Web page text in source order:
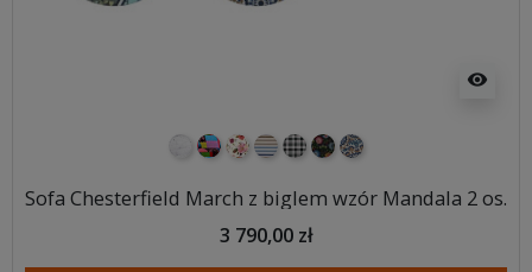
visibility
marmur
Patchwork
Kwiatowy
PaskiKratka
folkmandala
Sofa Chesterfield March z biglem wzór Mandala 2 os.
3 790,00 zł